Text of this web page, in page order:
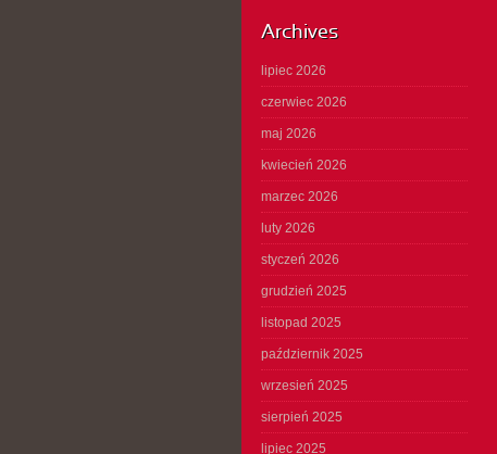
Archives
lipiec 2026
czerwiec 2026
maj 2026
kwiecień 2026
marzec 2026
luty 2026
styczeń 2026
grudzień 2025
listopad 2025
październik 2025
wrzesień 2025
sierpień 2025
lipiec 2025